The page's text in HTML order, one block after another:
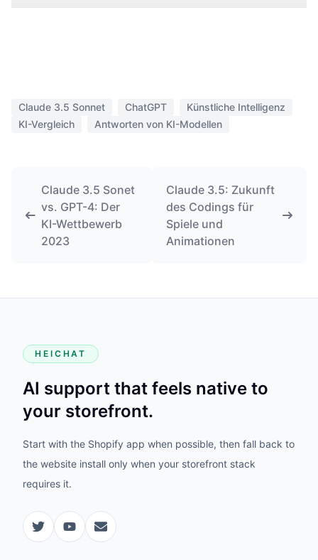
Claude 3.5 Sonnet ChatGPT
Künstliche Intelligenz
KI-Vergleich
Antworten von KI-Modellen
Claude 3.5 Sonet
vs. GPT-4: Der
KI-Wettbewerb
2023
Claude 3.5: Zukunft
des Codings für
Spiele und
Animationen
HEICHAT
AI support that feels native to
your storefront.
Start with the Shopify app when possible, then fall back to
the website install only when your storefront stack
requires it.